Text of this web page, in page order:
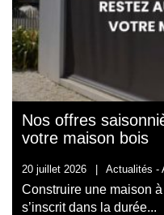
Nos offres
votre maison bois
20 juillet 2026 Actualités -
Construire une maison
s’inscrit dans la durée...